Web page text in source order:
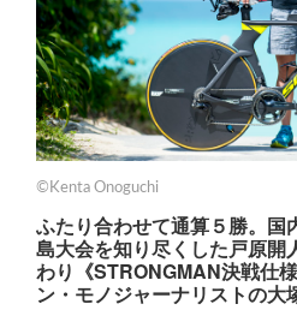
©Kenta Onoguchi
ふたり合わせて通算５勝。国
島大会を知り尽くした戸原開
わり《STRONGMAN決戦仕
ン・モノジャーナリストの大